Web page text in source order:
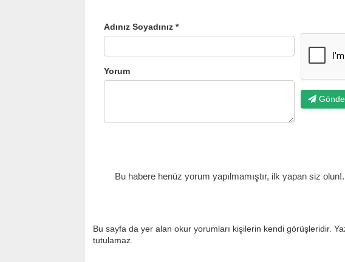
Adınız Soyadınız *
Yorum
Bu habere henüz yorum yapılmamıştır, ilk yapan siz
Bu sayfa da yer alan okur yorumları kişilerin kendi görüşleridir.
tutulamaz.